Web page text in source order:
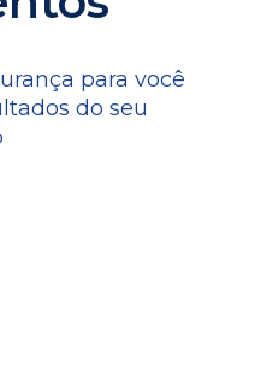
para você
do seu